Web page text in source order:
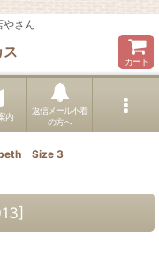
やさん
カート
内
返信メール不着
の方へ
Size 3
]